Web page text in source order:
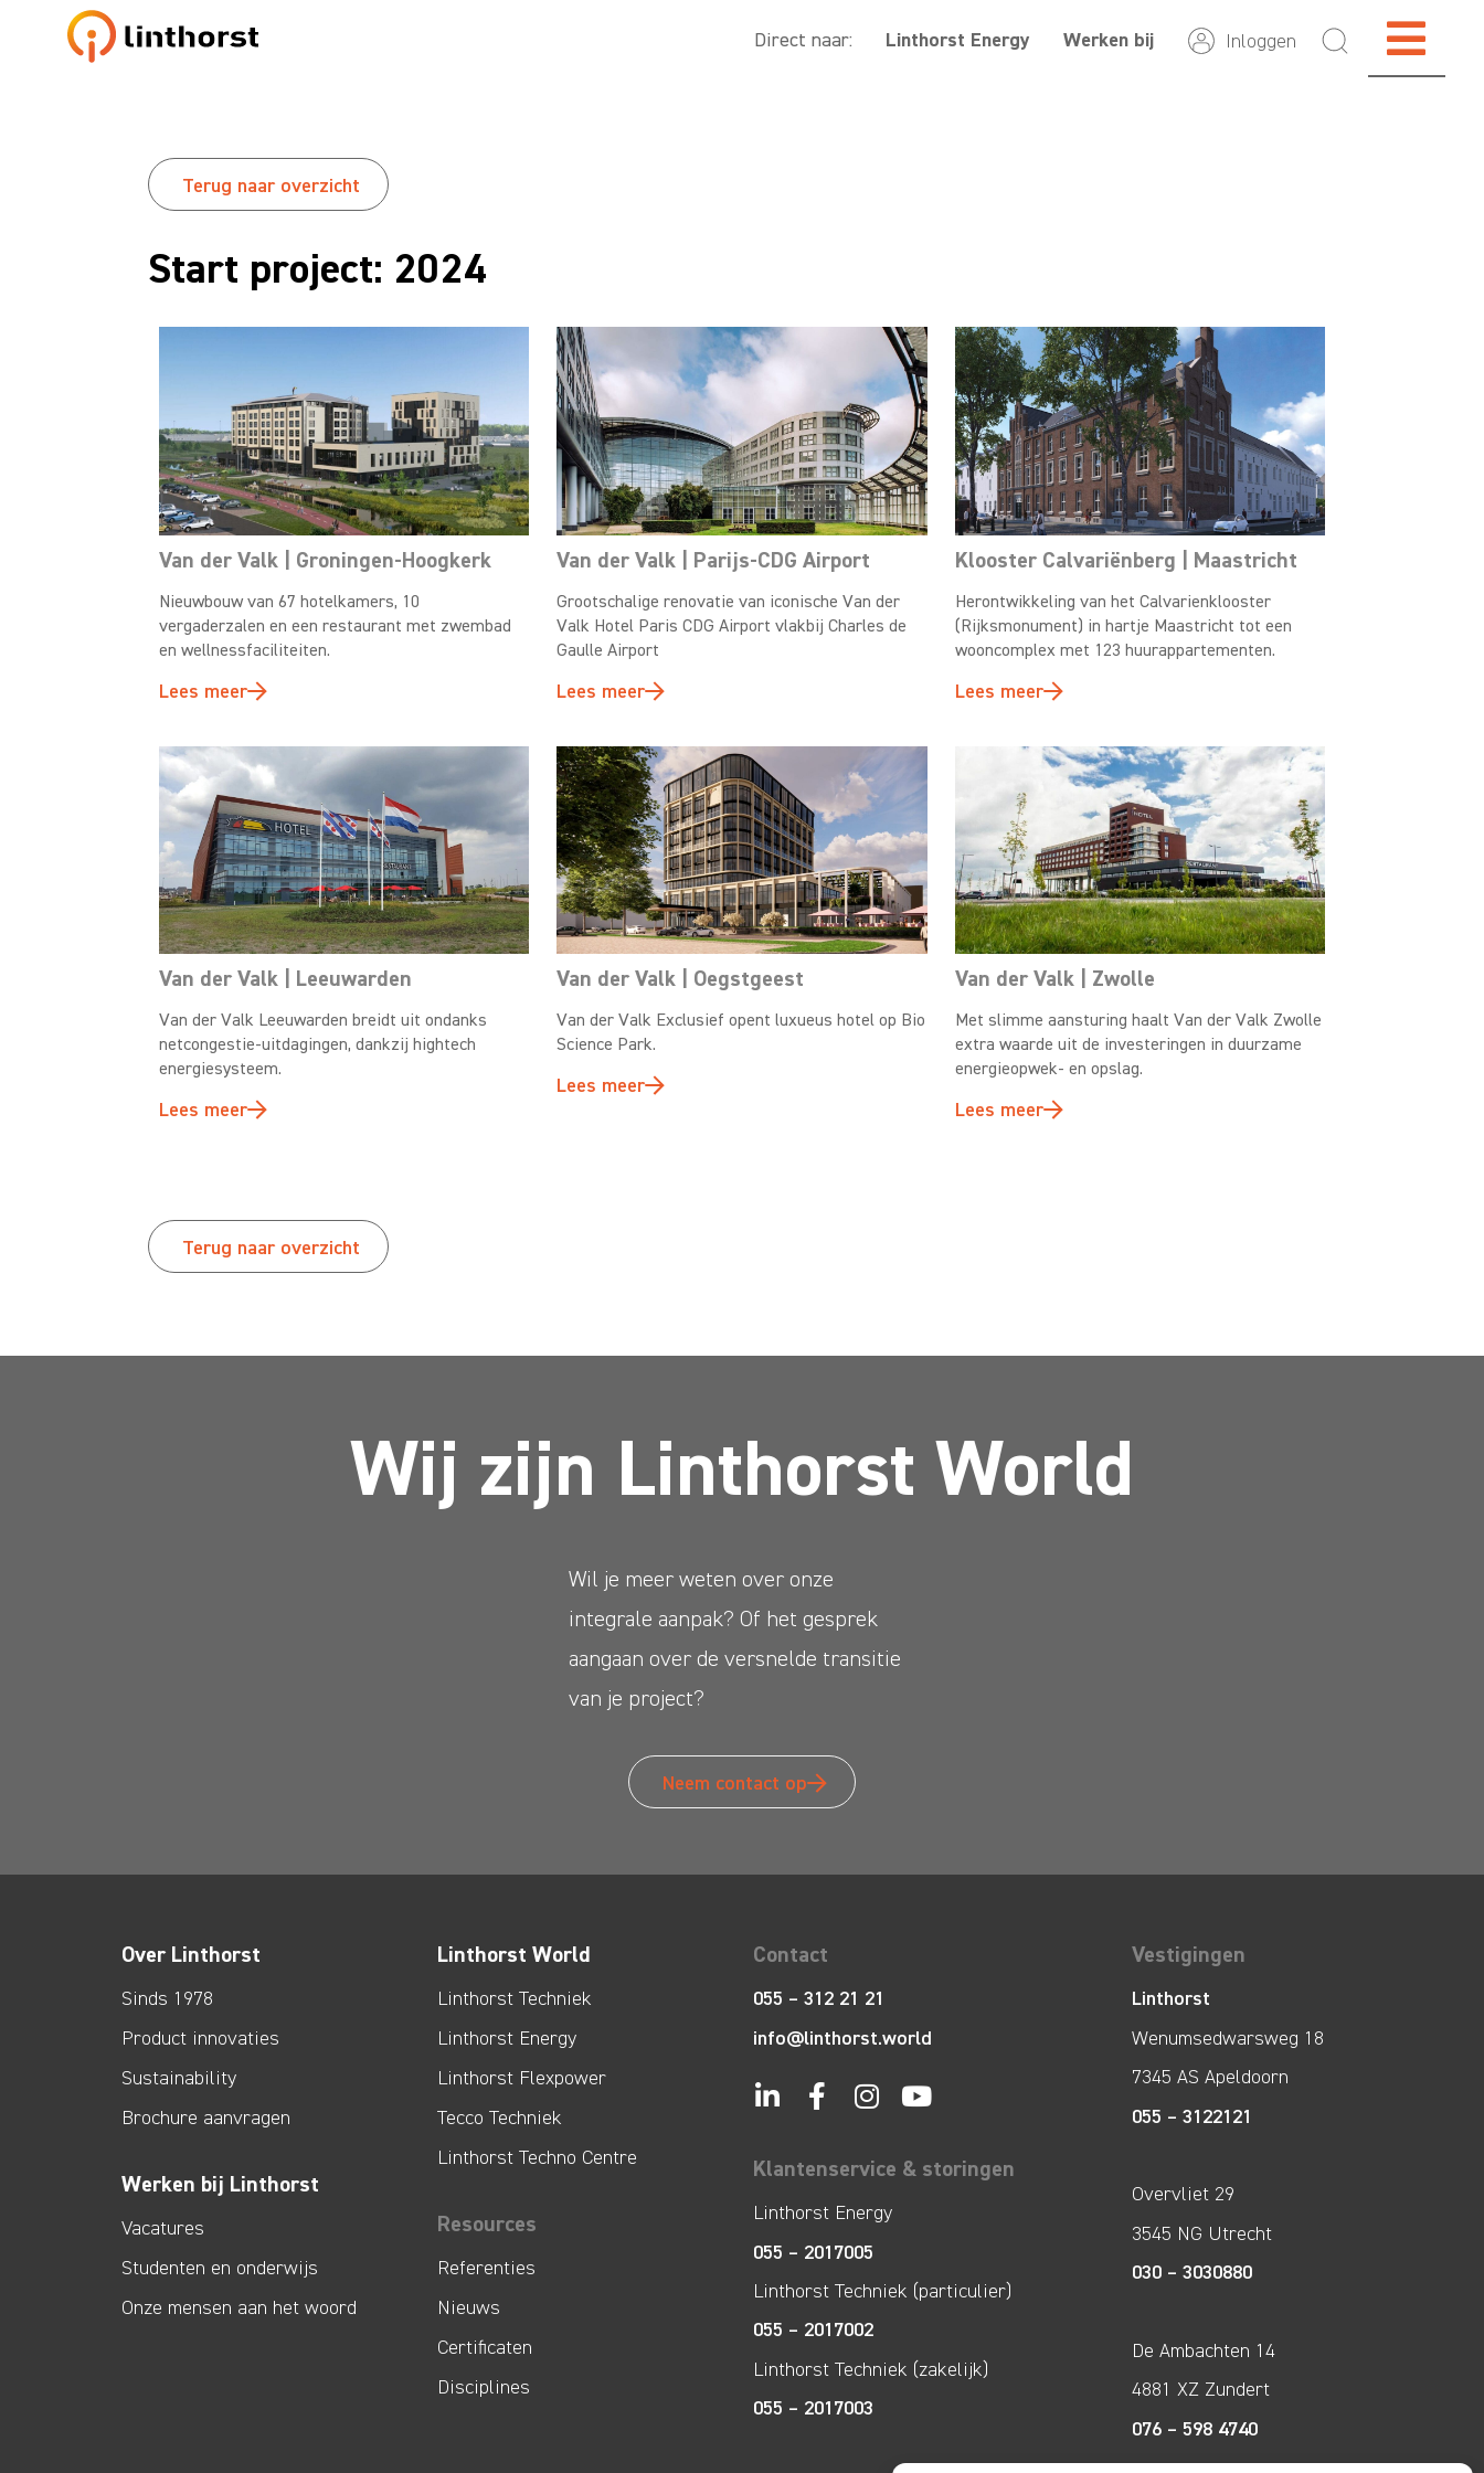
Direct naar: Linthorst Energy Werken bij Inloggen
Terug naar overzicht
Start project: 2024
Van der Valk | Groningen-Hoogkerk
Nieuwbouw van 67 hotelkamers, 10
vergaderzalen en een restaurant met zwembad
en wellnessfaciliteiten.
Lees meer
Van der Valk | Parijs-CDG Airport
Grootschalige renovatie van iconische Van der
Valk Hotel Paris CDG Airport vlakbij Charles de
Gaulle Airport
Lees meer
Klooster Calvariënberg | Maastricht
Herontwikkeling van het Calvarienklooster
(Rijksmonument) in hartje Maastricht tot een
wooncomplex met 123 huurappartementen.
Lees meer
Van der Valk | Leeuwarden
Van der Valk Leeuwarden breidt uit ondanks
netcongestie-uitdagingen, dankzij hightech
energiesysteem.
Lees meer
Van der Valk | Oegstgeest
Van der Valk Exclusief opent luxueus hotel op Bio
Science Park.
Lees meer
Van der Valk | Zwolle
Met slimme aansturing haalt Van der Valk Zwolle
extra waarde uit de investeringen in duurzame
energieopwek- en opslag.
Lees meer
Terug naar overzicht
Wij zijn Linthorst World
Wil je meer weten over onze
integrale aanpak? Of het gesprek
aangaan over de versnelde transitie
van je project?
Neem contact op
Over Linthorst
Sinds 1978
Product innovaties
Sustainability
Brochure aanvragen
Werken bij Linthorst
Vacatures
Studenten en onderwijs
Onze mensen aan het woord
Linthorst World
Linthorst Techniek
Linthorst Energy
Linthorst Flexpower
Tecco Techniek
Linthorst Techno Centre
Resources
Referenties
Nieuws
Certificaten
Disciplines
Contact
055 – 312 21 21
info@linthorst.world
Klantenservice & storingen
Linthorst Energy
055 – 2017005
Linthorst Techniek (particulier)
055 – 2017002
Linthorst Techniek (zakelijk)
055 – 2017003
Vestigingen
Linthorst
Wenumsedwarsweg 18
7345 AS Apeldoorn
055 – 3122121
Overvliet 29
3545 NG Utrecht
030 – 3030880
De Ambachten 14
4881 XZ Zundert
076 – 598 4740